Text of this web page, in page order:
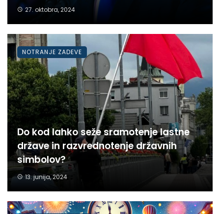
27. oktobra, 2024
Do kod lahko seže sramotenje lastne
države in razvrednotenje državnih
simbolov?
13. junija, 2024
NOTRANJE ZADEVE